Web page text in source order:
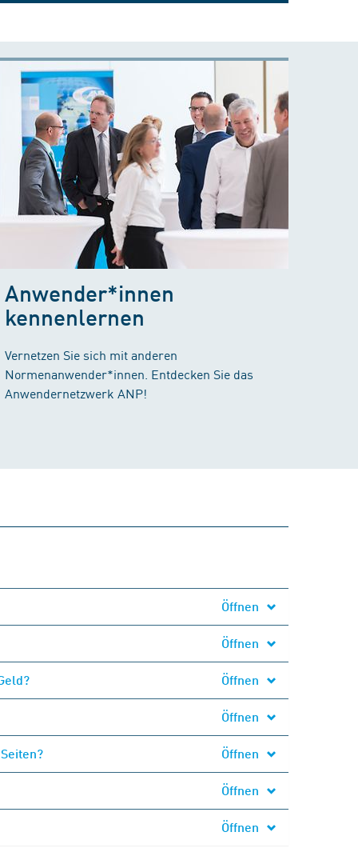
Anwender*innen
kennenlernen
Vernetzen Sie sich mit anderen
Normenanwender*innen. Entdecken Sie das
Anwendernetzwerk ANP!
Öffnen
Öffnen
Öffnen
Öffnen
Öffnen
Öffnen
Öffnen